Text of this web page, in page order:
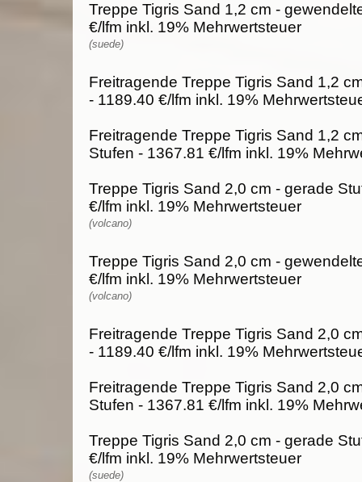
Treppe Tigris Sand 1,2 cm -
€/lfm inkl. 19% Mehrwertsteuer
(suede)
Freitragende Treppe Tigris Sand 1,2
- 1189.40 €/lfm inkl. 19%
Freitragende Treppe Tigris Sand 1,2
Stufen - 1367.81 €/lfm inkl. 19%
Treppe Tigris Sand 2,0 cm - gerade
€/lfm inkl. 19% Mehrwertsteuer
(volcano)
Treppe Tigris Sand 2,0 cm -
€/lfm inkl. 19% Mehrwertsteuer
(volcano)
Freitragende Treppe Tigris Sand 2,0
- 1189.40 €/lfm inkl. 19%
Freitragende Treppe Tigris Sand 2,0
Stufen - 1367.81 €/lfm inkl. 19%
Treppe Tigris Sand 2,0 cm - gerade
€/lfm inkl. 19% Mehrwertsteuer
(suede)